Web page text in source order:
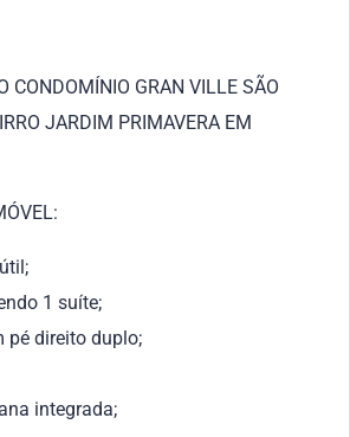
CONDOMÍNIO GRAN VILLE SÃO
JARDIM PRIMAVERA EM
1 suíte;
pé direito duplo;
integrada;